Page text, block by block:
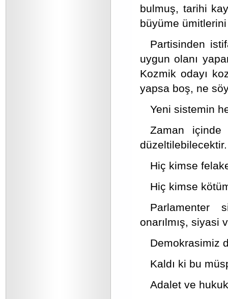
bulmuş, tarihi
büyüme ümitlerini
Partisinden
uygun olanı
Kozmik odayı
yapsa boş, ne
Yeni sistemin
Zaman içinde
düzeltilebilecektir.
Hiç kimse
Hiç kimse
Parlamenter
onarılmış, siyasi
Demokrasimiz
Kaldı ki bu
Adalet ve